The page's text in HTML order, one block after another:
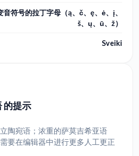
音符号的拉丁字母（ą、č、ę、ė、į、
š、ų、ū、ž）
Sveiki
的提示
陶宛语；浓重的萨莫吉希亚语
需要在编辑器中进行更多人工更正